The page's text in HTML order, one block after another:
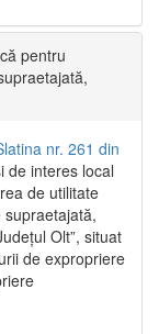
pentru
nr. 261 din
de interes local
de utilitate
supraetajată,
Olt”, situat
de expropriere